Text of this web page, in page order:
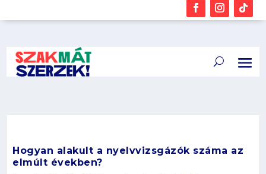
Hogyan alakult a nyelvvizsgázók száma az
elmúlt években?